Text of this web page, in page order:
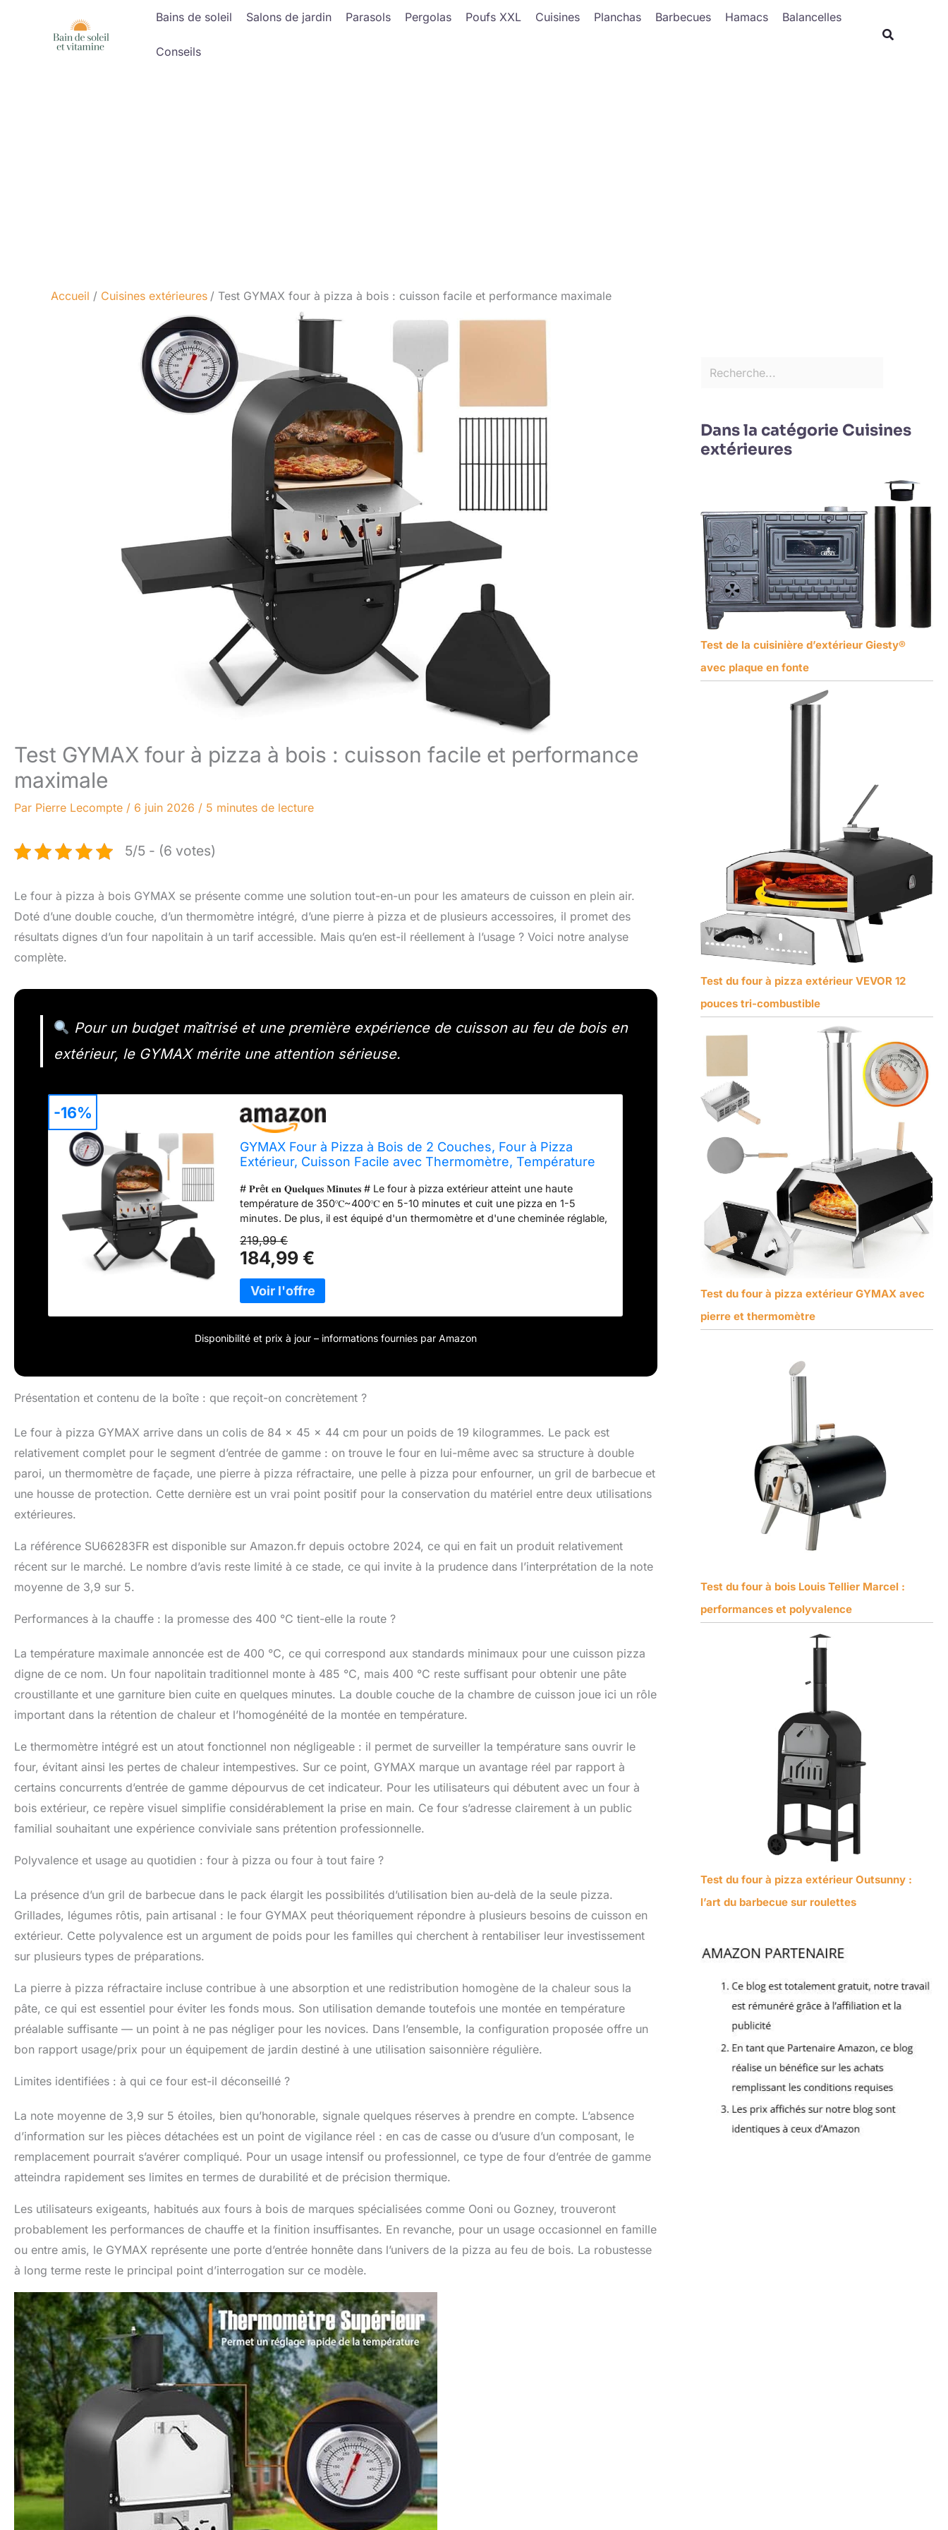
Bains de soleil Salons de jardin Parasols Pergolas Poufs XXL Cuisines Planchas Barbecues Hamacs Balancelles
Conseils
Accueil Cuisines extérieures Test GYMAX four à pizza à bois : cuisson facile et performance maximale
Test GYMAX four à pizza à bois : cuisson facile et performance
maximale
Par Pierre Lecompte / 6 juin 2026 / 5 minutes de lecture
5/5 - (6 votes)
Le four à pizza à bois GYMAX se présente comme une solution tout-en-un pour les amateurs de cuisson en plein air.
Doté d’une double couche, d’un thermomètre intégré, d’une pierre à pizza et de plusieurs accessoires, il promet des
résultats dignes d’un four napolitain à un tarif accessible. Mais qu’en est-il réellement à l’usage ? Voici notre analyse
complète.
Pour un budget maîtrisé et une première expérience de cuisson au feu de bois en
extérieur, le GYMAX mérite une attention sérieuse.
GYMAX Four à Pizza à Bois de 2 Couches, Four à Pizza
Extérieur, Cuisson Facile avec Thermomètre, Température
Pizza, Housse de Protection
# 𝐏𝐫ê𝐭 𝐞𝐧 𝐐𝐮𝐞𝐥𝐪𝐮𝐞𝐬 𝐌𝐢𝐧𝐮𝐭𝐞𝐬 # Le four à pizza extérieur atteint une haute
température de 350℃~400℃ en 5-10 minutes et cuit une pizza en 1-5
minutes. De plus, il est équipé d'un thermomètre et d'une cheminée réglable,
visualisation. # 𝐒𝐮𝐩𝐩𝐨𝐫𝐭 𝐌𝐮𝐥𝐭𝐢𝐜𝐨𝐦𝐛𝐮𝐬𝐭𝐢𝐛𝐥𝐞 # Le four à pizza à bois est prêt à
accueillir des granulés de bois, du bois de chauffage et du charbon de bois,
apportant un arôme fumé aux aliments. Il y a aussi un bac à cendres
amovible pour un nettoyage facile après la combustion.. # 𝐂𝐨𝐧𝐜𝐞𝐩𝐭𝐢𝐨𝐧 𝐝𝐞 𝟐
𝐂𝐨𝐮𝐜𝐡𝐞𝐬 # Le four à pizza à pellets dispose d'une pierre à pizza rectangulaire
des aliments différents de 2 manières différentes en même temps. Ainsi,
résiste à la déformation tout en retenant la chaleur. Il garantit donc une
Le four à pizza est livré avec une pierre à pizza, une pelle, une grille, une
housse de protection. Des instructions détaillées vous aideront à installer et
à utiliser ce four à pizza.
219,99 €
184,99 €
-16%
Disponibilité et prix à jour – informations fournies par Amazon
Présentation et contenu de la boîte : que reçoit-on concrètement ?
Le four à pizza GYMAX arrive dans un colis de 84 x 45 x 44 cm pour un poids de 19 kilogrammes. Le pack est
relativement complet pour le segment d’entrée de gamme : on trouve le four en lui-même avec sa structure à double
paroi, un thermomètre de façade, une pierre à pizza réfractaire, une pelle à pizza pour enfourner, un gril de barbecue et
une housse de protection. Cette dernière est un vrai point positif pour la conservation du matériel entre deux utilisations
extérieures.
La référence SU66283FR est disponible sur Amazon.fr depuis octobre 2024, ce qui en fait un produit relativement
récent sur le marché. Le nombre d’avis reste limité à ce stade, ce qui invite à la prudence dans l’interprétation de la note
moyenne de 3,9 sur 5.
Performances à la chauffe : la promesse des 400 °C tient-elle la route ?
La température maximale annoncée est de 400 °C, ce qui correspond aux standards minimaux pour une cuisson pizza
digne de ce nom. Un four napolitain traditionnel monte à 485 °C, mais 400 °C reste suffisant pour obtenir une pâte
croustillante et une garniture bien cuite en quelques minutes. La double couche de la chambre de cuisson joue ici un rôle
important dans la rétention de chaleur et l’homogénéité de la montée en température.
Le thermomètre intégré est un atout fonctionnel non négligeable : il permet de surveiller la température sans ouvrir le
four, évitant ainsi les pertes de chaleur intempestives. Sur ce point, GYMAX marque un avantage réel par rapport à
certains concurrents d’entrée de gamme dépourvus de cet indicateur. Pour les utilisateurs qui débutent avec un four à
bois extérieur, ce repère visuel simplifie considérablement la prise en main. Ce four s’adresse clairement à un public
familial souhaitant une expérience conviviale sans prétention professionnelle.
Polyvalence et usage au quotidien : four à pizza ou four à tout faire ?
La présence d’un gril de barbecue dans le pack élargit les possibilités d’utilisation bien au-delà de la seule pizza.
Grillades, légumes rôtis, pain artisanal : le four GYMAX peut théoriquement répondre à plusieurs besoins de cuisson en
extérieur. Cette polyvalence est un argument de poids pour les familles qui cherchent à rentabiliser leur investissement
sur plusieurs types de préparations.
La pierre à pizza réfractaire incluse contribue à une absorption et une redistribution homogène de la chaleur sous la
pâte, ce qui est essentiel pour éviter les fonds mous. Son utilisation demande toutefois une montée en température
préalable suffisante — un point à ne pas négliger pour les novices. Dans l’ensemble, la configuration proposée offre un
bon rapport usage/prix pour un équipement de jardin destiné à une utilisation saisonnière régulière.
Limites identifiées : à qui ce four est-il déconseillé ?
La note moyenne de 3,9 sur 5 étoiles, bien qu’honorable, signale quelques réserves à prendre en compte. L’absence
d’information sur les pièces détachées est un point de vigilance réel : en cas de casse ou d’usure d’un composant, le
remplacement pourrait s’avérer compliqué. Pour un usage intensif ou professionnel, ce type de four d’entrée de gamme
atteindra rapidement ses limites en termes de durabilité et de précision thermique.
Les utilisateurs exigeants, habitués aux fours à bois de marques spécialisées comme Ooni ou Gozney, trouveront
probablement les performances de chauffe et la finition insuffisantes. En revanche, pour un usage occasionnel en famille
ou entre amis, le GYMAX représente une porte d’entrée honnête dans l’univers de la pizza au feu de bois. La robustesse
à long terme reste le principal point d’interrogation sur ce modèle.
Rechercher
Dans la catégorie Cuisines
extérieures
Test de la cuisinière d’extérieur Giesty®
avec plaque en fonte
Test du four à pizza extérieur VEVOR 12
pouces tri-combustible
Test du four à pizza extérieur GYMAX avec
pierre et thermomètre
Test du four à bois Louis Tellier Marcel :
performances et polyvalence
Test du four à pizza extérieur Outsunny :
l’art du barbecue sur roulettes